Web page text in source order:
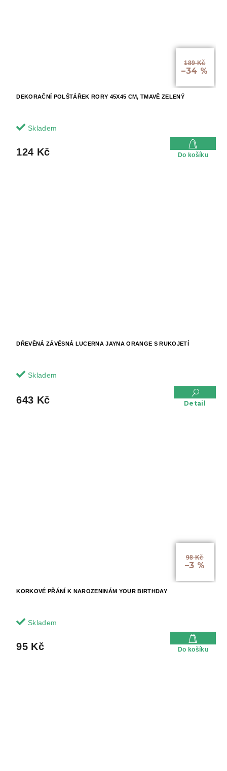
189 Kč
–34 %
DEKORAČNÍ POLŠTÁŘEK RORY 45X45 CM, TMAVĚ ZELENÝ
Skladem
124 Kč Do košíku
DŘEVĚNÁ ZÁVĚSNÁ LUCERNA JAYNA ORANGE S RUKOJETÍ
Skladem
643 Kč Detail
98 Kč
–3 %
KORKOVÉ PŘÁNÍ K NAROZENINÁM YOUR BIRTHDAY
Skladem
95 Kč Do košíku